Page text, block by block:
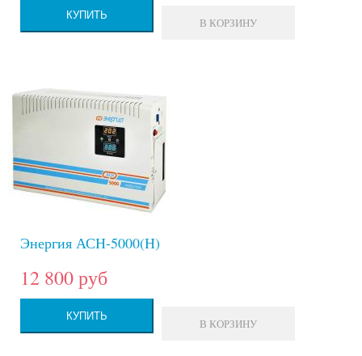
КУПИТЬ
В КОРЗИНУ
Энергия АСН-5000(Н)
12 800 руб
КУПИТЬ
В КОРЗИНУ